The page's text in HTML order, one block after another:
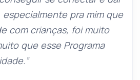
pra mim que
com crianças, foi muito
que esse Programa